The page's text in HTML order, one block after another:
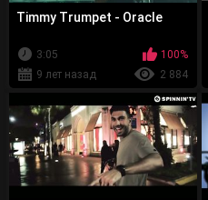
Timmy Trumpet - Oracle
3:05
100%
9 лет назад
2 884